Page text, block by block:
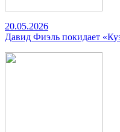
20.05.2026
Давид Фиэль покидает